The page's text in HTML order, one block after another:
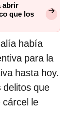
abrir
que los
había
para la
hasta hoy.
delitos que
cárcel le